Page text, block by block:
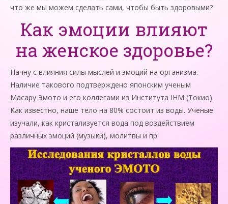
что же мы можем сделать сами, чтобы быть здоровыми?
Как эмоции влияют
на женское здоровье?
Начну с влияния силы мыслей и эмоций на организма.
Наличие такового подтверждено японским ученым
Масару Эмото и его коллегами из Института IHM (Токио).
Как известно, наше тело на 80% состоит из воды. Ученые
изучали, как кристализуется вода под воздействием
различных эмоций (музыки), молитвы и пр.